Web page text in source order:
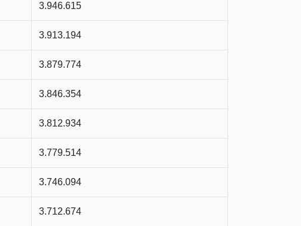
3.946.615
3.913.194
3.879.774
3.846.354
3.812.934
3.779.514
3.746.094
3.712.674